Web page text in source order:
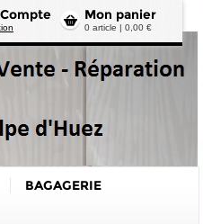
Mon panier
0 article | 0,00 €
BAGAGERIE